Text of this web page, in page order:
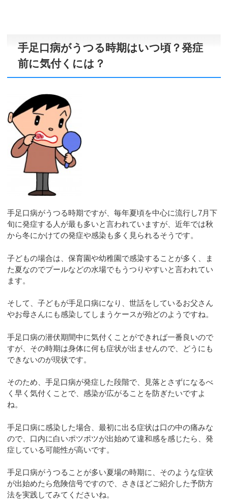
手足口病がうつる時期はいつ頃？発症
前に気付くには？
手足口病がうつる時期ですが、毎年夏頃を中心に流行し7月下
旬に発症する人が最も多いと言われていますが、近年では秋
から冬にかけての発症や感染も多く見られるそうです。
子どもの場合は、保育園や幼稚園で感染することが多く、ま
た夏なのでプールなどの水場でもうつりやすいと言われてい
ます。
そして、子どもが手足口病になり、世話をしているお父さん
やお母さんにも感染してしまうケースが殆どのようですね。
手足口病の潜伏期間中に気付くことができれば一番良いので
すが、その時期は身体に何も症状が出ませんので、どうにも
できないのが現状です。
そのため、手足口病が発症した段階で、見落とさずになるべ
く早く気付くことで、感染が広がることを防ぎたいですよ
ね。
手足口病に感染した場合、最初に出る症状は口の中の痛みな
ので、口内に白いポツポツが出始めて違和感を感じたら、発
症している可能性が高いです。
手足口病がうつることが多い夏場の時期に、そのような症状
が出始めたら危険信号ですので、さきほどご紹介した予防方
法を実践してみてくださいね。